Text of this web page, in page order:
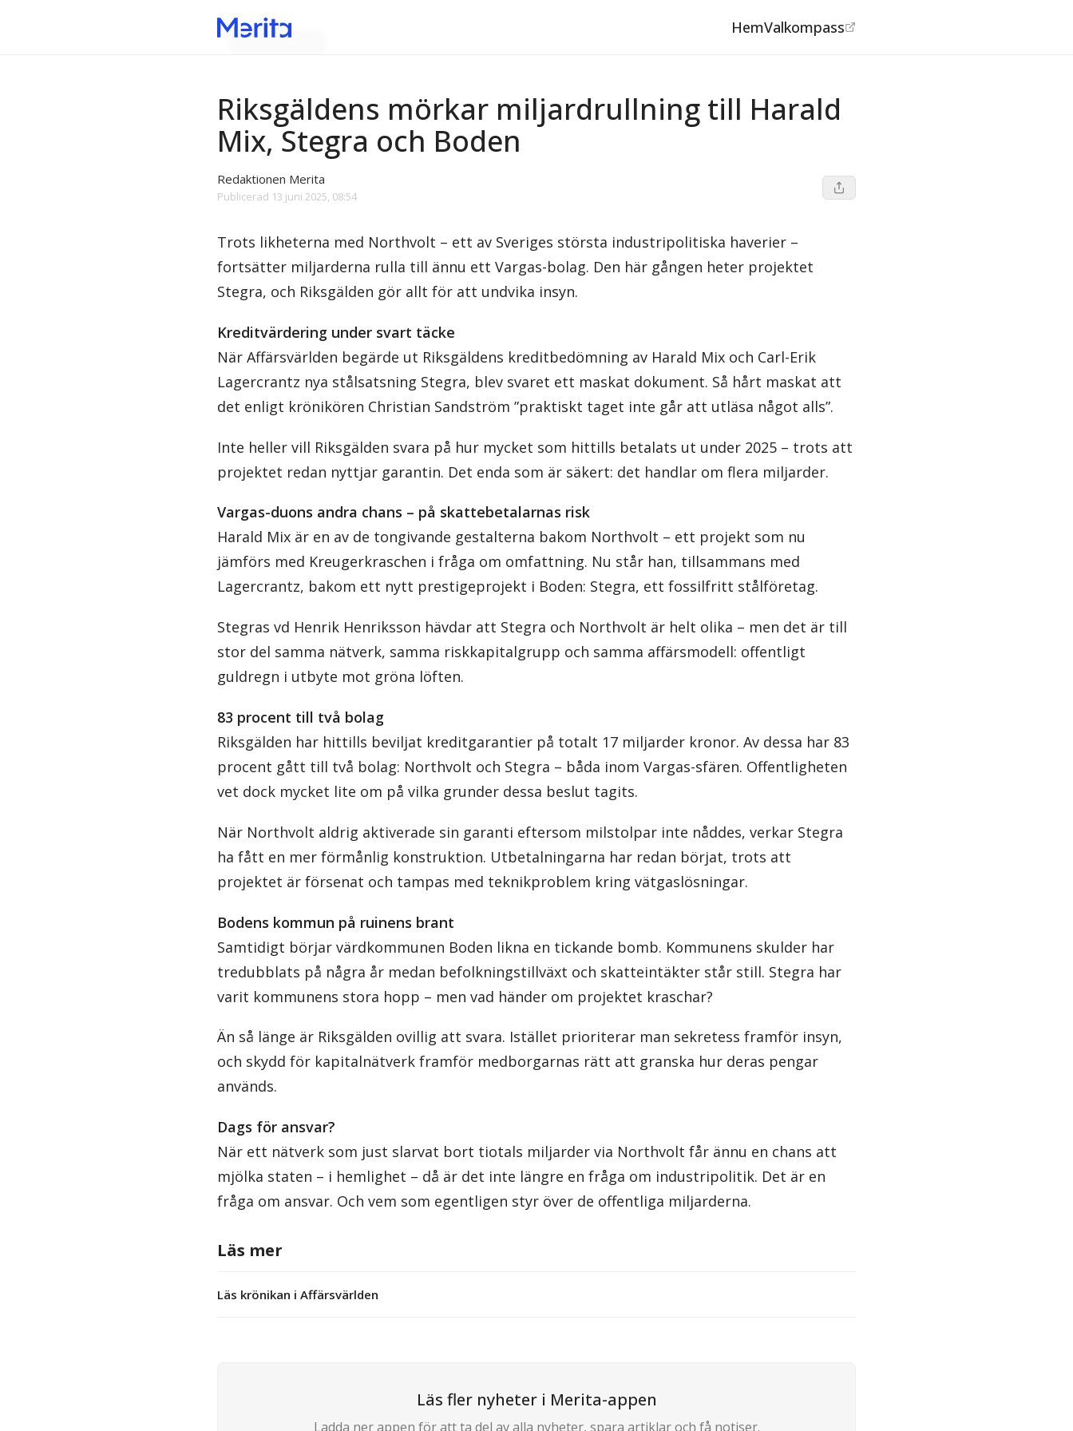
HemValkompass
Gröna bubblan
Riksgäldens mörkar miljardrullning till Harald
Mix, Stegra och Boden
Redaktionen Merita
Publicerad 13 juni 2025, 08:54
Trots likheterna med Northvolt – ett av Sveriges största industripolitiska haverier –
fortsätter miljarderna rulla till ännu ett Vargas-bolag. Den här gången heter projektet
Stegra, och Riksgälden gör allt för att undvika insyn.
Kreditvärdering under svart täcke
När Affärsvärlden begärde ut Riksgäldens kreditbedömning av Harald Mix och Carl-Erik
Lagercrantz nya stålsatsning Stegra, blev svaret ett maskat dokument. Så hårt maskat att
det enligt krönikören Christian Sandström ”praktiskt taget inte går att utläsa något alls”.
Inte heller vill Riksgälden svara på hur mycket som hittills betalats ut under 2025 – trots att
projektet redan nyttjar garantin. Det enda som är säkert: det handlar om flera miljarder.
Vargas-duons andra chans – på skattebetalarnas risk
Harald Mix är en av de tongivande gestalterna bakom Northvolt – ett projekt som nu
jämförs med Kreugerkraschen i fråga om omfattning. Nu står han, tillsammans med
Lagercrantz, bakom ett nytt prestigeprojekt i Boden: Stegra, ett fossilfritt stålföretag.
Stegras vd Henrik Henriksson hävdar att Stegra och Northvolt är helt olika – men det är till
stor del samma nätverk, samma riskkapitalgrupp och samma affärsmodell: offentligt
guldregn i utbyte mot gröna löften.
83 procent till två bolag
Riksgälden har hittills beviljat kreditgarantier på totalt 17 miljarder kronor. Av dessa har 83
procent gått till två bolag: Northvolt och Stegra – båda inom Vargas-sfären. Offentligheten
vet dock mycket lite om på vilka grunder dessa beslut tagits.
När Northvolt aldrig aktiverade sin garanti eftersom milstolpar inte nåddes, verkar Stegra
ha fått en mer förmånlig konstruktion. Utbetalningarna har redan börjat, trots att
projektet är försenat och tampas med teknikproblem kring vätgaslösningar.
Bodens kommun på ruinens brant
Samtidigt börjar värdkommunen Boden likna en tickande bomb. Kommunens skulder har
tredubblats på några år medan befolkningstillväxt och skatteintäkter står still. Stegra har
varit kommunens stora hopp – men vad händer om projektet kraschar?
Än så länge är Riksgälden ovillig att svara. Istället prioriterar man sekretess framför insyn,
och skydd för kapitalnätverk framför medborgarnas rätt att granska hur deras pengar
används.
Dags för ansvar?
När ett nätverk som just slarvat bort tiotals miljarder via Northvolt får ännu en chans att
mjölka staten – i hemlighet – då är det inte längre en fråga om industripolitik. Det är en
fråga om ansvar. Och vem som egentligen styr över de offentliga miljarderna.
Läs mer
Läs krönikan i Affärsvärlden
Läs fler nyheter i Merita-appen
Ladda ner appen för att ta del av alla nyheter, spara artiklar och få notiser.